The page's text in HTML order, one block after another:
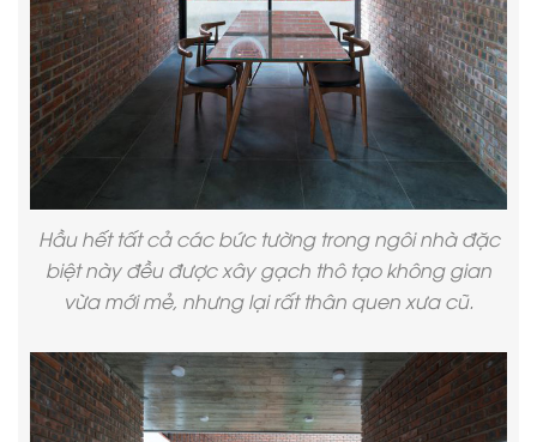
Hầu hết tất cả các bức tường trong ngôi nhà đặc
biệt này đều được xây gạch thô tạo không gian
vừa mới mẻ, nhưng lại rất thân quen xưa cũ.